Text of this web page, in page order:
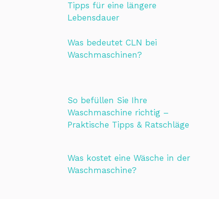
Tipps für eine längere
Lebensdauer
Was bedeutet CLN bei
Waschmaschinen?
So befüllen Sie Ihre
Waschmaschine richtig –
Praktische Tipps & Ratschläge
Was kostet eine Wäsche in der
Waschmaschine?